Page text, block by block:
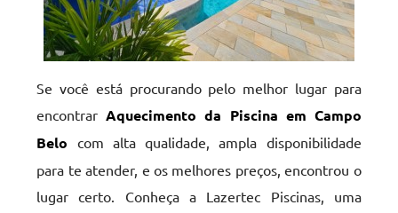
Se você está procurando pelo melhor lugar para
encontrarAquecimento da Piscina em Campo
Belo com alta qualidade, ampla disponibilidade
para te atender, e os melhores preços, encontrou o
lugar certo. Conheça a Lazertec Piscinas, uma